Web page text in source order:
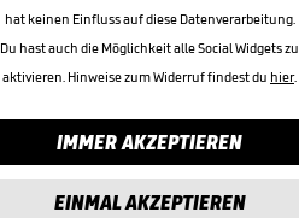
hat keinen Einfluss auf diese Datenverarbeitung.
Du hast auch die Möglichkeit alle Social Widgets zu
aktivieren. Hinweise zum Widerruf findest du hier.
IMMER AKZEPTIEREN
EINMAL AKZEPTIEREN